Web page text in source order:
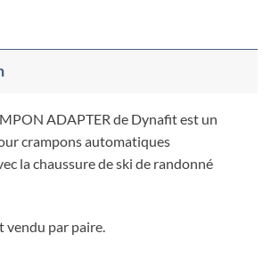
ADAPTER de Dynafit est un
crampons automatiques
la chaussure de ski de randonné
vendu par paire.